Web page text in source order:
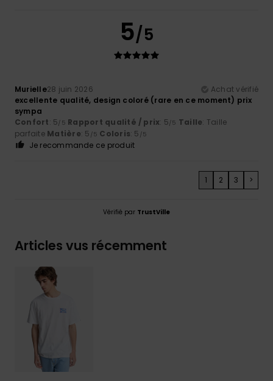
5/5
Murielle28 juin 2026
Achat vérifié
excellente qualité, design coloré (rare en ce moment) prix
sympa
Confort: 5/5 Rapport qualité / prix: 5/5 Taille: Taille
parfaite Matière: 5 /5 Coloris: 5 /5
Je recommande ce produit
1 2 3 >
Vérifié par TrustVille
Articles vus récemment